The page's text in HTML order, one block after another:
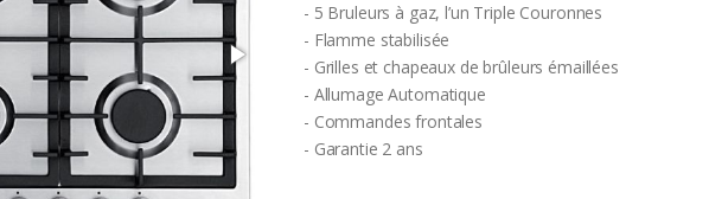
- 5 Bruleurs à gaz, l’un Triple Couronnes
- Flamme stabilisée
- Grilles et chapeaux de brûleurs émaillées
- Allumage Automatique
- Commandes frontales
- Garantie 2 ans